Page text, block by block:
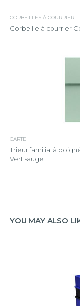
CORBEILLES À COURRIER
Corbeille à courrier
CARTE
Trieur familial à
Vert sauge
YOU MAY ALSO